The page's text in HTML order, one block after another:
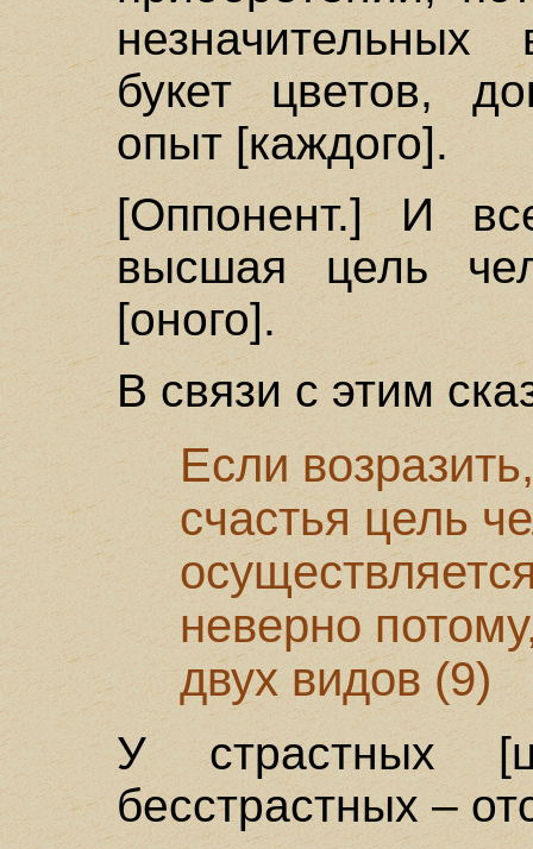
букет цветов,
опыт [каждого].
[Оппонент.] И
высшая цель
[оного].
В связи с этим
Если
счастья цель
неверно
двух видов (9)
У страстных
бесстрастных –